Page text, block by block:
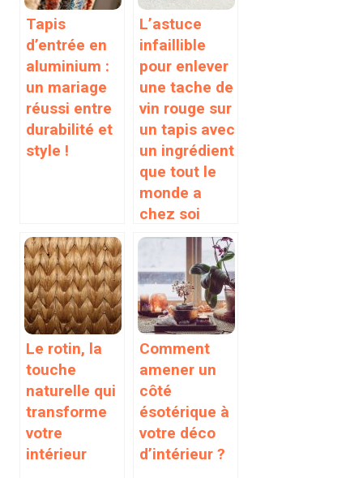
Tapis
d’entrée en
aluminium :
un mariage
réussi entre
durabilité et
style !
L’astuce
infaillible
pour enlever
une tache de
vin rouge sur
un tapis avec
un ingrédient
que tout le
monde a
chez soi
Le rotin, la
touche
naturelle qui
transforme
votre
intérieur
Comment
amener un
côté
ésotérique à
votre déco
d’intérieur ?